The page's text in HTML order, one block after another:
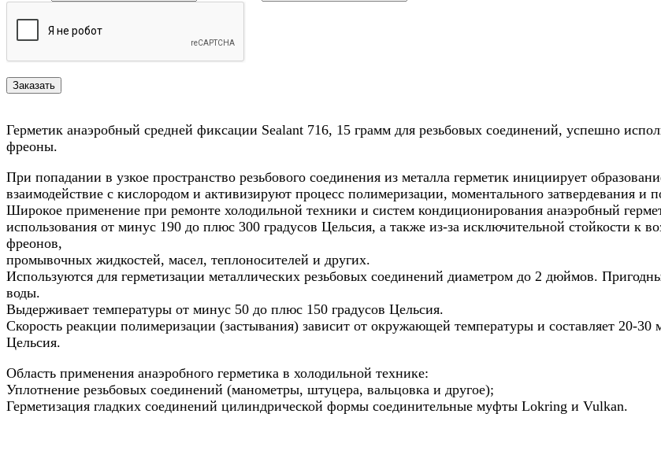
Герметик анаэробный средней фиксации Sealant 716, 15 грамм для резьбовых соединений, успешно
фреоны.
При попадании в узкое пространство резьбового соединения из металла герметик инициирует
взаимодействие с кислородом и активизируют процесс полимеризации, моментального затвердевания и
Широкое применение при ремонте холодильной техники и систем кондиционирования анаэробный
использования от минус 190 до плюс 300 градусов Цельсия, а также из-за исключительной стойкости к
фреонов,
промывочных жидкостей, масел, теплоносителей и других.
Используются для герметизации металлических резьбовых соединений диаметром до 2 дюймов.
воды.
Выдерживает температуры от минус 50 до плюс 150 градусов Цельсия.
Скорость реакции полимеризации (застывания) зависит от окружающей температуры и составляет 20-
Цельсия.
Область применения анаэробного герметика в холодильной технике:
Уплотнение резьбовых соединений (манометры, штуцера, вальцовка и другое);
Герметизация гладких соединений цилиндрической формы соединительные муфты Lokring и Vulkan.